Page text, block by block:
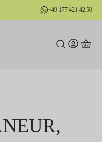
+49 177 421 42 50